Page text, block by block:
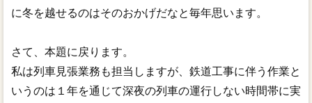
に冬を越せるのはそのおかげだなと毎年思います。
さて、本題に戻ります。
私は列車見張業務も担当しますが、鉄道工事に伴う作業と
いうのは１年を通じて深夜の列車の運行しない時間帯に実